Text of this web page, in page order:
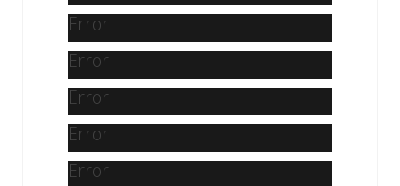
Error
Error
Error
Error
Error